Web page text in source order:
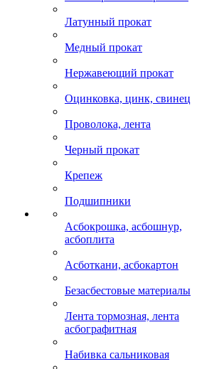
Латунный прокат
Медный прокат
Нержавеющий прокат
Оцинковка, цинк, свинец
Проволока, лента
Черный прокат
Крепеж
Подшипники
Асбокрошка, асбошнур,
асбоплита
Асботкани, асбокартон
Безасбестовые материалы
Лента тормозная, лента
асбографитная
Набивка сальниковая